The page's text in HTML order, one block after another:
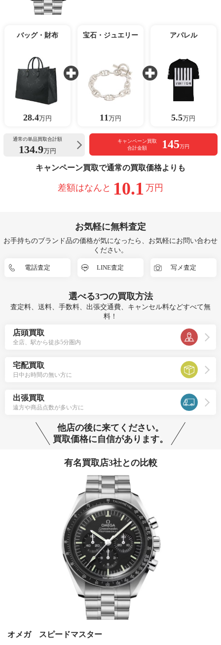
バッグ・財布
28.4万円
宝石・ジュエリー
11 万円
アパレル
5.5万円
通常の単品買取合計額
134.9万円
キャンペーン買取
合計金額
145万円
キャンペーン買取で通常の買取価格よりも
差額はなんと 10.1 万円
お気軽に無料査定
お手持ちのブランド品の価格が気になったら、お気軽にお問い合わせ
ください。
電話査定 LINE査定 写メ査定
選べる3つの買取方法
査定料、送料、手数料、出張交通費、キャンセル料などすべて無
料！
店頭買取
全店、駅から徒歩5分圏内
宅配買取
日中お時間の無い方に
出張買取
遠方や商品点数が多い方に
他店の後に来てください。
買取価格に自信があります。
有名買取店3社との比較
オメガ スピードマスター